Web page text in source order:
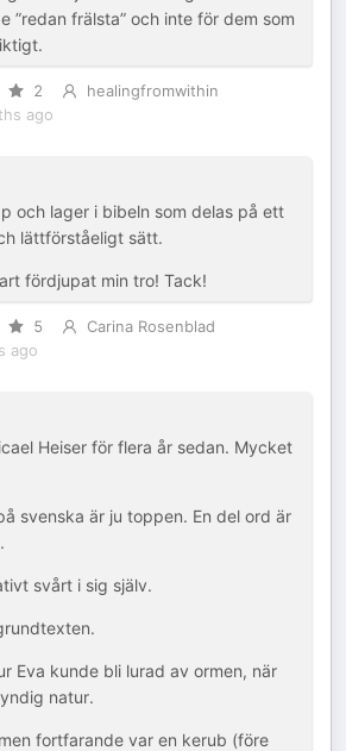
”redan frälsta” och inte för dem som
2
healingfromwithin
ago
och lager i bibeln som delas på ett
lättförståeligt sätt.
fördjupat min tro! Tack!
5
Carina Rosenblad
ago
Heiser för flera år sedan. Mycket
svenska är ju toppen. En del ord är
svårt i sig själv.
Eva kunde bli lurad av ormen, när
natur.
fortfarande var en kerub (före